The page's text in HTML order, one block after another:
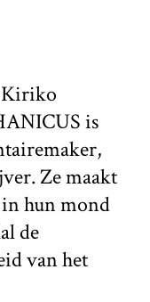
Kiriko
is
Ze maakt
hun mond
de
van het